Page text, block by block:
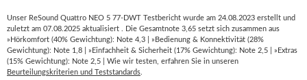
Unser ReSound Quattro NEO 5 77-DWT Testbericht wurde am 24.08.2023 erstellt und
zuletzt am 07.08.2025 aktualisiert . Die Gesamtnote 3,65 setzt sich zusammen aus
»Hörkomfort (40% Gewichtung): Note 4,3 | »Bedienung & Konnektivität (28%
Gewichtung): Note 1,8 | »Einfachheit & Sicherheit (17% Gewichtung): Note 2,5 | »Extras
(15% Gewichtung): Note 2,5 | Wie wir testen, erfahren Sie in unseren
Beurteilungskriterien und Teststandards